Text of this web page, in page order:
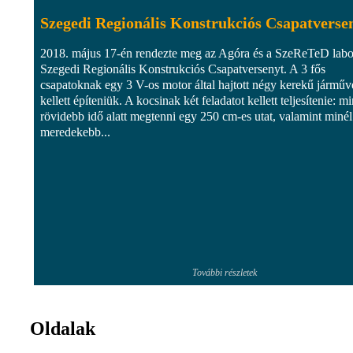
Szegedi Regionális Konstrukciós
2018. május 17-én rendezte meg az Agóra és a SzeReTeD
Szegedi Regionális Konstrukciós Csapatversenyt. A 3 fős
csapatoknak egy 3 V-os motor által hajtott négy kerekű
kellett építeniük. A kocsinak két feladatot kellett teljesítenie:
rövidebb idő alatt megtenni egy 250 cm-es utat, valamint minél
meredekebb...
További részletek
Oldalak